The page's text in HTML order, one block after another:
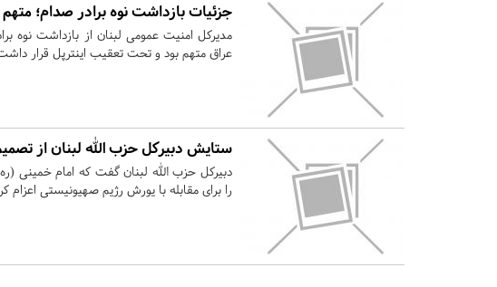
جزئیات بازداشت نوه برادر صدام؛
مدیرکل امنیت عمومی لبنان از بازداشت نوه
عراق متهم بود و تحت تعقیب اینترپل قرار
ستایش دبیرکل حزب الله لبنان از
را برای مقابله با یورش رژیم صهیونیستی اعزام